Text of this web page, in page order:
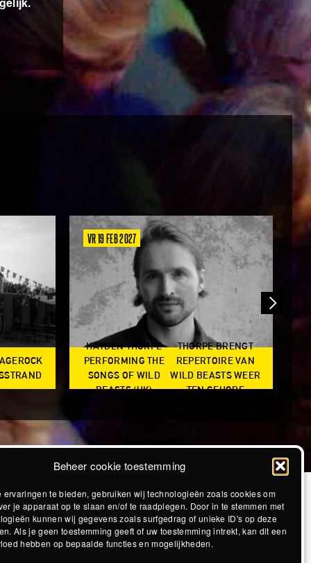
Beheer cookie toestemming
ervaringen te bieden, gebruiken wij technologieën zoals cookies om
je apparaat op te slaan en/of te raadplegen. Door in te stemmen met
kunnen wij gegevens zoals surfgedrag of unieke ID's op deze
Als je geen toestemming geeft of uw toestemming intrekt, kan dit een
hebben op bepaalde functies en mogelijkheden.
VR 19 FEB 2027
HAYDEN THORPE
PERFORMING THE
SONGS OF WILD
BEASTS (UK)
THORPE BRENGT
REPERTOIRE VAN
WILD BEASTS WEER
TEN GEHORE